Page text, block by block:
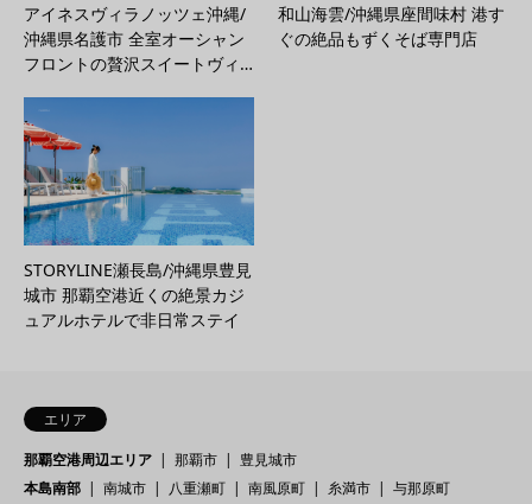
アイネスヴィラノッツェ沖縄/
沖縄県名護市 全室オーシャン
フロントの贅沢スイートヴィ…
和山海雲/沖縄県座間味村 港す
ぐの絶品もずくそば専門店
STORYLINE瀬長島/沖縄県豊見
城市 那覇空港近くの絶景カジ
ュアルホテルで非日常ステイ
エリア
那覇空港周辺エリア
那覇市
豊見城市
本島南部
南城市 八重瀬町 南風原町 糸満市
与那原町